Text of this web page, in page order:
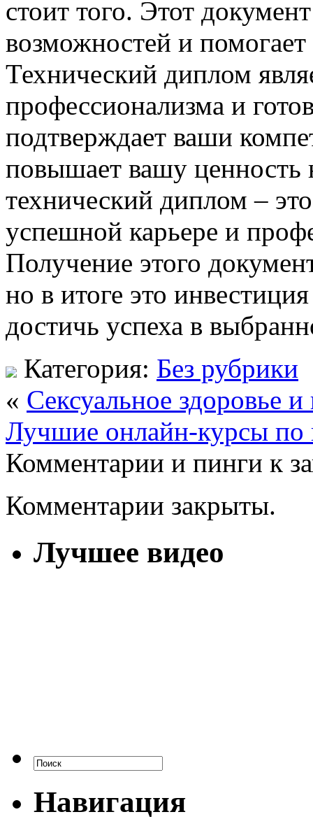
стоит того. Этот
возможностей и помогает
Технический диплом
профессионализма и
подтверждает ваши
повышает вашу ценность
технический диплом –
успешной карьере и
Получение этого
но в итоге это
достичь успеха в
Категория: Без рубрики
« Сексуальное здоровье
Лучшие онлайн-курсы по
Комментарии и пинги к
Комментарии закрыты.
Лучшее видео
Навигация